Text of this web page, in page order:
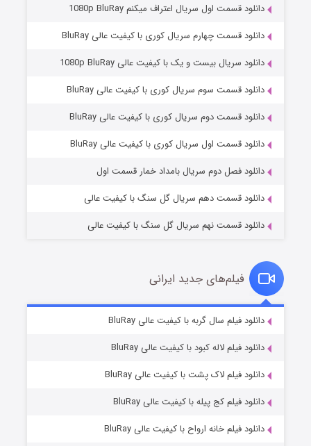
عملیات آپارتمان
قسمت۲ (زیرنویس) منتشر شد
قسمت۲ (زیرنویس) منتشر شد
دانلود قسمت اول سریال اعتراف میکنم 1080p BluRay
دانلود قسمت چهارم سریال کوری با کیفیت عالی BluRay
دانلود سریال بیست و یک با کیفیت عالی 1080p BluRay
دانلود قسمت سوم سریال کوری با کیفیت عالی BluRay
دانلود قسمت دوم سریال کوری با کیفیت عالی BluRay
دانلود قسمت اول سریال کوری با کیفیت عالی BluRay
دانلود فصل دوم سریال بامداد خمار قسمت اول
دانلود قسمت دهم سریال گل سنگ با کیفیت عالی
دانلود قسمت نهم سریال گل سنگ با کیفیت عالی
فیلم‌های جدید ایرانی
دانلود فیلم سال گربه با کیفیت عالی BluRay
دانلود فیلم لاله کبود با کیفیت عالی BluRay
دانلود فیلم لاک پشت با کیفیت عالی BluRay
دانلود فیلم کج‌ پیله با کیفیت عالی BluRay
دانلود فیلم خانه ارواح با کیفیت عالی BluRay